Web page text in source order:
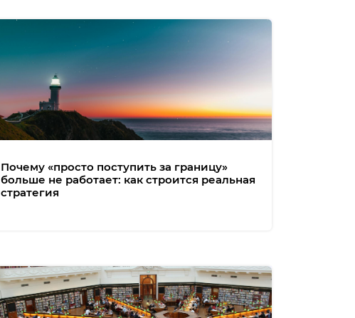
Почему «просто поступить за границу»
больше не работает: как строится реальная
стратегия